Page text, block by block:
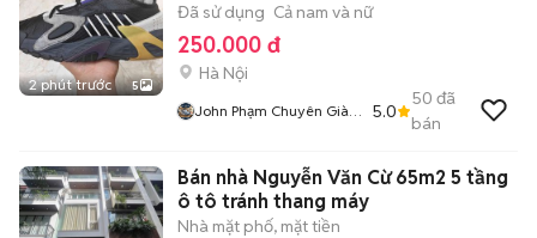
2 phút trước 5
Đã sử dụng Cả nam và nữ
250.000 đ
Hà Nội
John Phạm Chuyên Giày
5.0
50 đã
bán
Bán nhà Nguyễn Văn Cừ 65m2 5 tầng
ô tô tránh thang máy
Nhà mặt phố, mặt tiền